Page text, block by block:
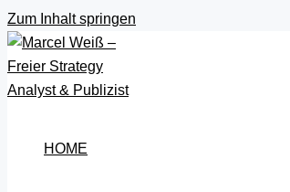
Zum Inhalt springen
HOME